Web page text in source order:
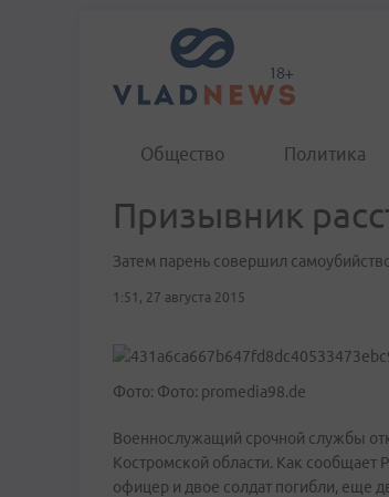
Общество Политика
Призывник
Затем парень совершил
1:51, 27 августа 2015
Фото: Фото: promedia98.de
Военнослужащий срочной службы
Костромской области. Как
офицер и двое солдат погибли, еще